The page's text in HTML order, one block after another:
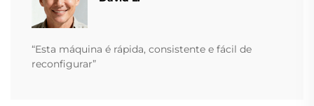
“Esta máquina é rápida, consistente e fácil de
reconfigurar”